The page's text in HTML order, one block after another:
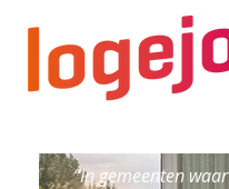
“In gemeenten